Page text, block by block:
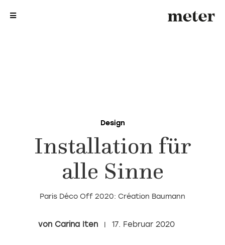
Design
Installation für
alle Sinne
Paris Déco Off 2020: Création Baumann
Carina Iten 17. Februar 2020